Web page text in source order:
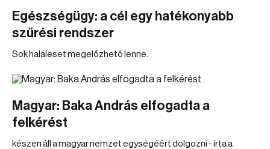
Egészségügy: a cél egy hatékonyabb
szűrési rendszer
Sok haláleset megelőzhető lenne.
Magyar: Baka András elfogadta a
felkérést
készen áll a magyar nemzet egységéért dolgozni - írta a